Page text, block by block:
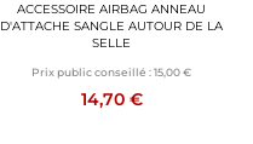
ACCESSOIRE AIRBAG ANNEAU
D'ATTACHE SANGLE AUTOUR DE LA
SELLE
Prix public conseillé :15,00 €
14,70 €